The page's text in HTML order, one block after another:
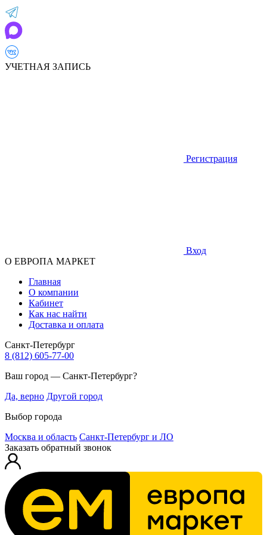
УЧЕТНАЯ ЗАПИСЬ
Регистрация
Вход
О ЕВРОПА МАРКЕТ
Главная
О компании
Кабинет
Как нас найти
Доставка и оплата
Санкт-Петербург
8 (812) 605-77-00
Ваш город — Санкт-Петербург?
Да, верно Другой город
Выбор города
Москва и область Санкт-Петербург и ЛО
Заказать обратный звонок